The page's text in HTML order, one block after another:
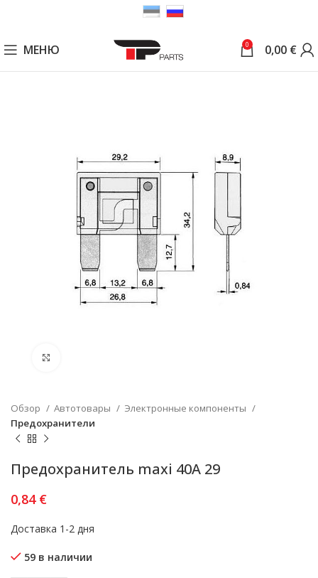
МЕНЮ 0 0,00 €
Обзор Автотовары
Электронные компоненты
Предохранители
Предохранитель maxi 40A 29
0,84 €
Доставка 1-2 дня
59 в наличии